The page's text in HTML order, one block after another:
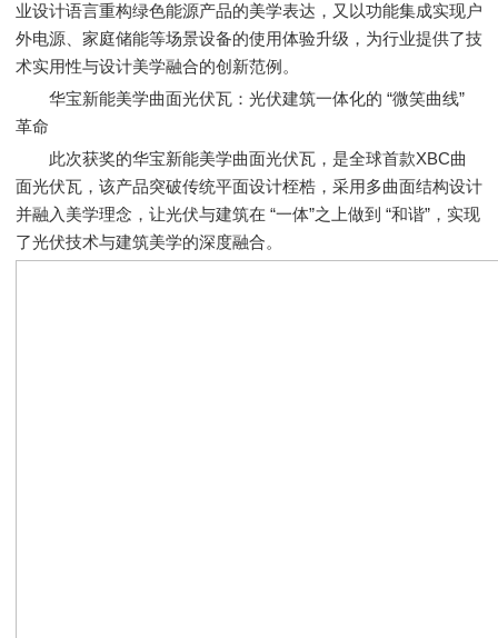
业设计语言重构绿色能源产品的美学表达，又以功能集成实现户
外电源、家庭储能等场景设备的使用体验升级，为行业提供了技
术实用性与设计美学融合的创新范例。
华宝新能美学曲面光伏瓦：光伏建筑一体化的 “微笑曲线”
革命
此次获奖的华宝新能美学曲面光伏瓦，是全球首款XBC曲
面光伏瓦，该产品突破传统平面设计桎梏，采用多曲面结构设计
并融入美学理念，让光伏与建筑在 “一体”之上做到 “和谐”，实现
了光伏技术与建筑美学的深度融合。